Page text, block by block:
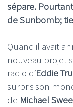
sépare.
de Sunbomb;
Quand il avait
nouveau projet
radio d’Eddie
surpris son
de Michael